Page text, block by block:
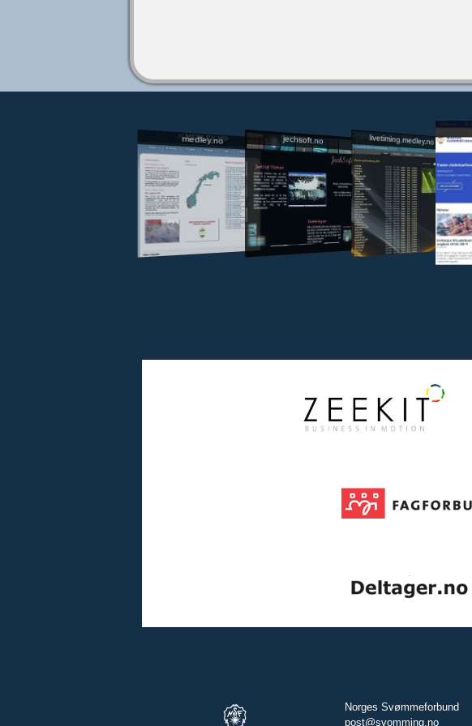
medley.no jechsoft.no livetiming.medley.no
Norges Svømmeforbund
post@svomming.no